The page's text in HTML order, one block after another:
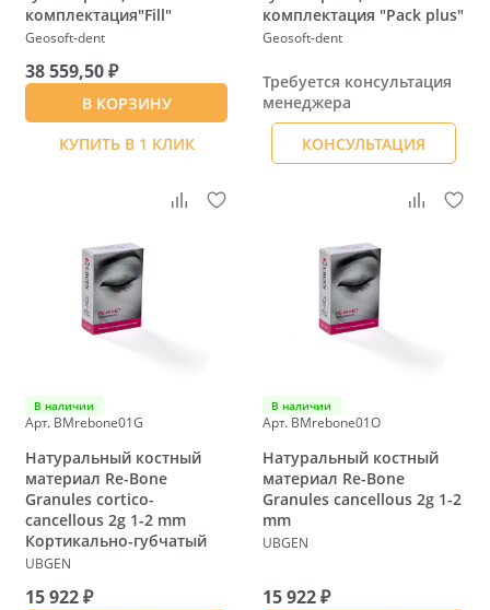
комплектация"Fill"
Geosoft-dent
38 559,50 ₽
В КОРЗИНУ
КУПИТЬ В 1 КЛИК
комплектация "Pack plus"
Geosoft-dent
Требуется консультация
менеджера
КОНСУЛЬТАЦИЯ
В наличии
Арт. BMrebone01G
Натуральный костный
материал Re-Bone
Granules cortico-
cancellous 2g 1-2 mm
Кортикально-губчатый
UBGEN
15 922 ₽
В наличии
Арт. BMrebone01O
Натуральный костный
материал Re-Bone
Granules cancellous 2g 1-2
mm
UBGEN
15 922 ₽